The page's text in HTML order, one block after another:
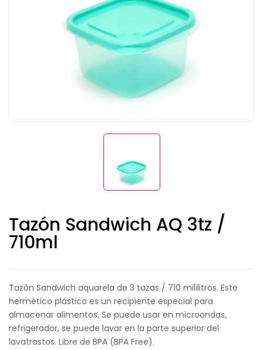
Tazón Sandwich AQ 3tz /
710ml
Tazón Sandwich aquarela de 3 tazas / 710 mililitros. Este
hermético plástico es un recipiente especial para
almacenar alimentos. Se puede usar en microondas,
refrigerador, se puede lavar en la parte superior del
lavatrastos. Libre de BPA (BPA Free).